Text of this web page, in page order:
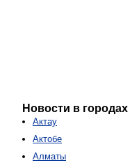
Новости в городах
Актау
Актобе
Алматы